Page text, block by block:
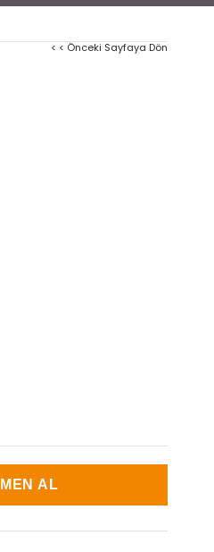
< < Önceki Sayfaya Dön